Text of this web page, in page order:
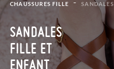
CHAUSSURES FILLE SANDALES
SANDALES
FILLE ET
ENFANT